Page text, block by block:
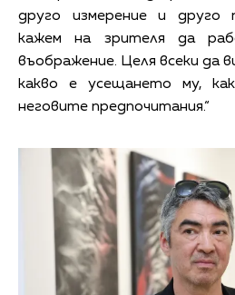
друго измерение и друго
кажем на зрителя да
въображение. Целя всеки да
какво е усещането му,
неговите предпочитания.“